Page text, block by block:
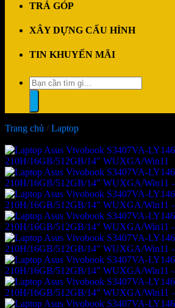
TRẢ GÓP
XÂY DỰNG CẤU HÌNH
TIN KHUYẾN MÃI
Tìm
kiếm:
Trang chủ / Laptop